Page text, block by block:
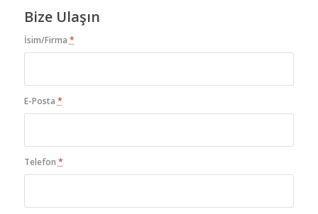
Bize Ulaşın
İsim/Firma *
E-Posta *
Telefon *